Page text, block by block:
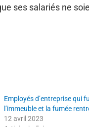
ses salariés ne
Employés d’entreprise qui
l’immeuble et la fumée
12 avril 2023